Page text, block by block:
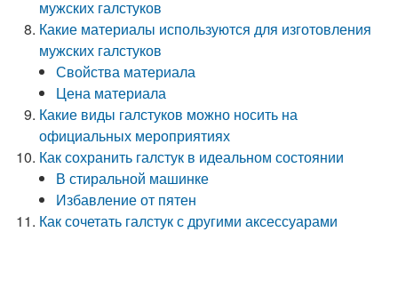
мужских галстуков
Какие материалы используются для изготовления
мужских галстуков
Свойства материала
Цена материала
Какие виды галстуков можно носить на
официальных мероприятиях
Как сохранить галстук в идеальном состоянии
В стиральной машинке
Избавление от пятен
Как сочетать галстук с другими аксессуарами